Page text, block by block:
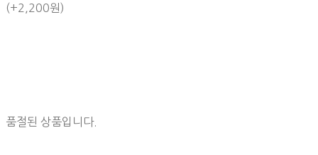
(+2,200원)
품절된 상품입니다.